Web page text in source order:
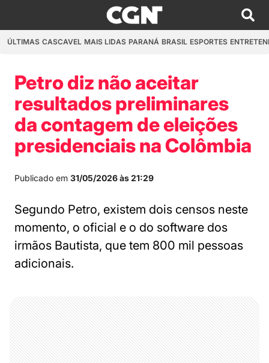
ÚLTIMAS CASCAVEL MAIS LIDAS PARANÁ BRASIL ESPORTES
Petro diz não aceitar
resultados preliminares
da contagem de eleições
presidenciais na Colômbia
Publicado em 31/05/2026 às 21:29
Segundo Petro, existem dois censos neste
momento, o oficial e o do software dos
irmãos Bautista, que tem 800 mil pessoas
adicionais.